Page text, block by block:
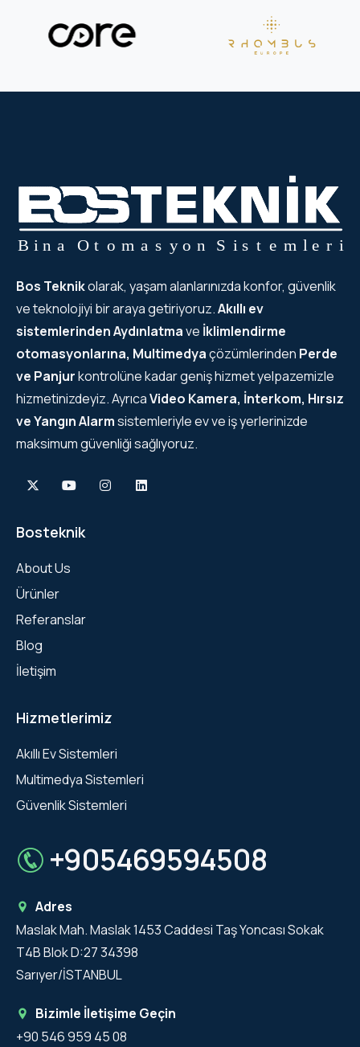
Bos Teknikolarak, yaşam alanlarınızda konfor, güvenlik
ve teknolojiyi bir araya getiriyoruz.Akıllı ev
sistemlerindenAydınlatmave İklimlendirme
otomasyonlarına, Multimedyaçözümlerinden Perde
ve Panjurkontrolüne kadar geniş hizmet yelpazemizle
hizmetinizdeyiz. AyrıcaVideo Kamera, İnterkom, Hırsız
ve Yangın Alarmsistemleriyle ev ve iş yerlerinizde
maksimum güvenliği sağlıyoruz.
Bosteknik
About Us
Ürünler
Referanslar
Blog
İletişim
Hizmetlerimiz
Akıllı Ev Sistemleri
Multimedya Sistemleri
Güvenlik Sistemleri
+905469594508
Adres
Maslak Mah. Maslak 1453 Caddesi Taş Yoncası Sokak
T4B Blok D:27 34398
Sarıyer/İSTANBUL
Bizimle İletişime Geçin
+90 546 959 45 08